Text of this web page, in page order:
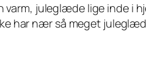
varm, juleglæde lige inde i
har nær så meget